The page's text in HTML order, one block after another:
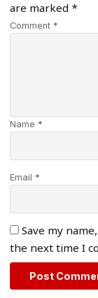
are marked *
Comment *
Name *
Email *
Save my
the next time I